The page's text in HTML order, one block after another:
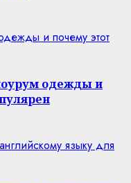
и почему этот
одежды и
языку для